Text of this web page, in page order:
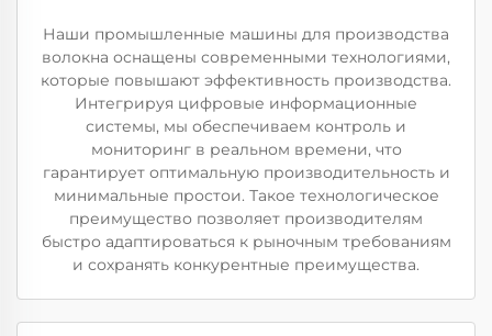
Наши промышленные машины для производства
волокна оснащены современными технологиями,
которые повышают эффективность производства.
Интегрируя цифровые информационные
системы, мы обеспечиваем контроль и
мониторинг в реальном времени, что
гарантирует оптимальную производительность и
минимальные простои. Такое технологическое
преимущество позволяет производителям
быстро адаптироваться к рыночным требованиям
и сохранять конкурентные преимущества.